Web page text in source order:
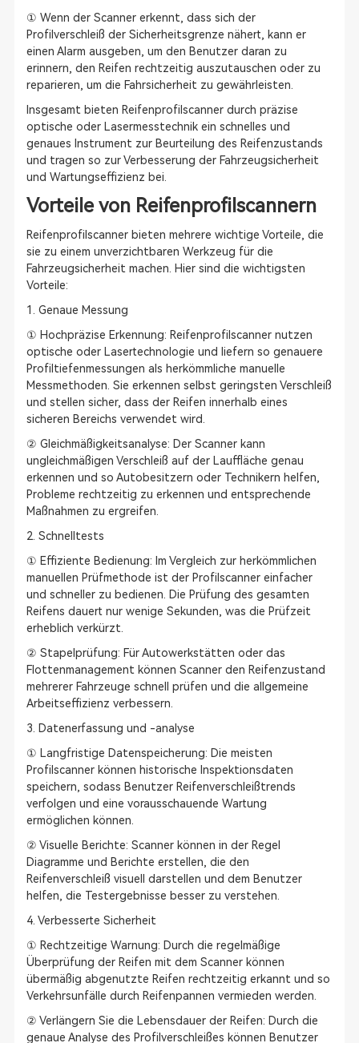
① Wenn der Scanner erkennt, dass sich der
Profilverschleiß der Sicherheitsgrenze nähert, kann er
einen Alarm ausgeben, um den Benutzer daran zu
erinnern, den Reifen rechtzeitig auszutauschen oder zu
reparieren, um die Fahrsicherheit zu gewährleisten.
Insgesamt bieten Reifenprofilscanner durch präzise
optische oder Lasermesstechnik ein schnelles und
genaues Instrument zur Beurteilung des Reifenzustands
und tragen so zur Verbesserung der Fahrzeugsicherheit
und Wartungseffizienz bei.
Vorteile von Reifenprofilscannern
Reifenprofilscanner bieten mehrere wichtige Vorteile, die
sie zu einem unverzichtbaren Werkzeug für die
Fahrzeugsicherheit machen. Hier sind die wichtigsten
Vorteile:
1. Genaue Messung
① Hochpräzise Erkennung: Reifenprofilscanner nutzen
optische oder Lasertechnologie und liefern so genauere
Profiltiefenmessungen als herkömmliche manuelle
Messmethoden. Sie erkennen selbst geringsten Verschleiß
und stellen sicher, dass der Reifen innerhalb eines
sicheren Bereichs verwendet wird.
② Gleichmäßigkeitsanalyse: Der Scanner kann
ungleichmäßigen Verschleiß auf der Lauffläche genau
erkennen und so Autobesitzern oder Technikern helfen,
Probleme rechtzeitig zu erkennen und entsprechende
Maßnahmen zu ergreifen.
2. Schnelltests
① Effiziente Bedienung: Im Vergleich zur herkömmlichen
manuellen Prüfmethode ist der Profilscanner einfacher
und schneller zu bedienen. Die Prüfung des gesamten
Reifens dauert nur wenige Sekunden, was die Prüfzeit
erheblich verkürzt.
② Stapelprüfung: Für Autowerkstätten oder das
Flottenmanagement können Scanner den Reifenzustand
mehrerer Fahrzeuge schnell prüfen und die allgemeine
Arbeitseffizienz verbessern.
3. Datenerfassung und -analyse
① Langfristige Datenspeicherung: Die meisten
Profilscanner können historische Inspektionsdaten
speichern, sodass Benutzer Reifenverschleißtrends
verfolgen und eine vorausschauende Wartung
ermöglichen können.
② Visuelle Berichte: Scanner können in der Regel
Diagramme und Berichte erstellen, die den
Reifenverschleiß visuell darstellen und dem Benutzer
helfen, die Testergebnisse besser zu verstehen.
4. Verbesserte Sicherheit
① Rechtzeitige Warnung: Durch die regelmäßige
Überprüfung der Reifen mit dem Scanner können
übermäßig abgenutzte Reifen rechtzeitig erkannt und so
Verkehrsunfälle durch Reifenpannen vermieden werden.
② Verlängern Sie die Lebensdauer der Reifen: Durch die
genaue Analyse des Profilverschleißes können Benutzer